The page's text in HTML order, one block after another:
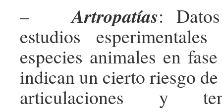
–Artropatías:
estudios
especies animales en
indican un cierto riesgo
articulaciones y